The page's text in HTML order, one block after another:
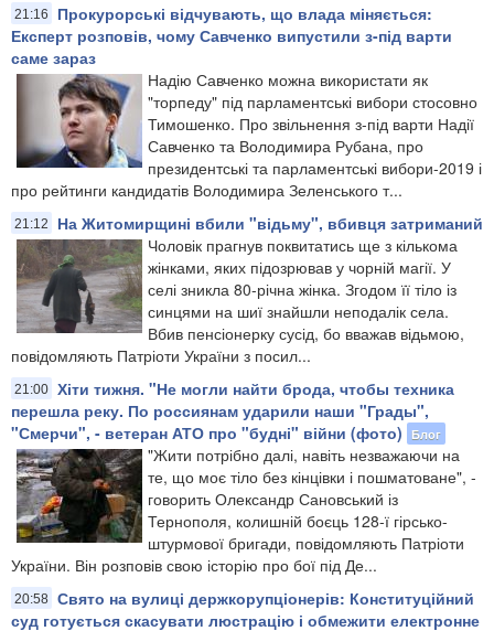
21:16
Прокурорські відчувають, що влада міняється:
Експерт розповів, чому Савченко випустили з-під варти
саме зараз
Надію Савченко можна використати як
"торпеду" під парламентські вибори стосовно
Тимошенко. Про звільнення з-під варти Надії
Савченко та Володимира Рубана, про
президентські та парламентські вибори-2019 і
про рейтинги кандидатів Володимира Зеленського т...
21:12
На Житомирщині вбили "відьму", вбивця затриманий
​​Чоловік прагнув поквитатись ще з кількома
жінками, яких підозрював у чорній магії. У
селі зникла 80-річна жінка. Згодом її тіло із
синцями на шиї знайшли неподалік села.
Вбив пенсіонерку сусід, бо вважав відьмою,
повідомляють Патріоти України з посил...
21:00 Хіти тижня. "Не могли найти брода, чтобы техника
перешла реку. По россиянам ударили наши "Грады",
"Смерчи", - ветеран АТО про "будні" війни (фото)
Блог
"Жити потрібно далі, навіть незважаючи на
те, що моє тіло без кінцівки і пошматоване", -
говорить Олександр Сановський із
Тернополя, колишній боєць 128-ї гірсько-
штурмової бригади, повідомляють Патріоти
України. Він розповів свою історію про бої під Де...
20:58 Свято на вулиці держкорупціонерів: Конституційний
суд готується скасувати люстрацію і обмежити електронне